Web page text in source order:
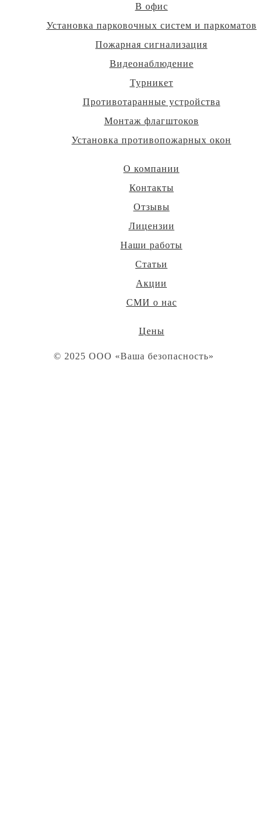
В офис
Установка парковочных систем и паркоматов
Пожарная сигнализация
Видеонаблюдение
Турникет
Противотаранные устройства
Монтаж флагштоков
Установка противопожарных окон
О компании
Контакты
Отзывы
Лицензии
Наши работы
Статьи
Акции
СМИ о нас
Цены
© 2025 ООО «Ваша безопасность»